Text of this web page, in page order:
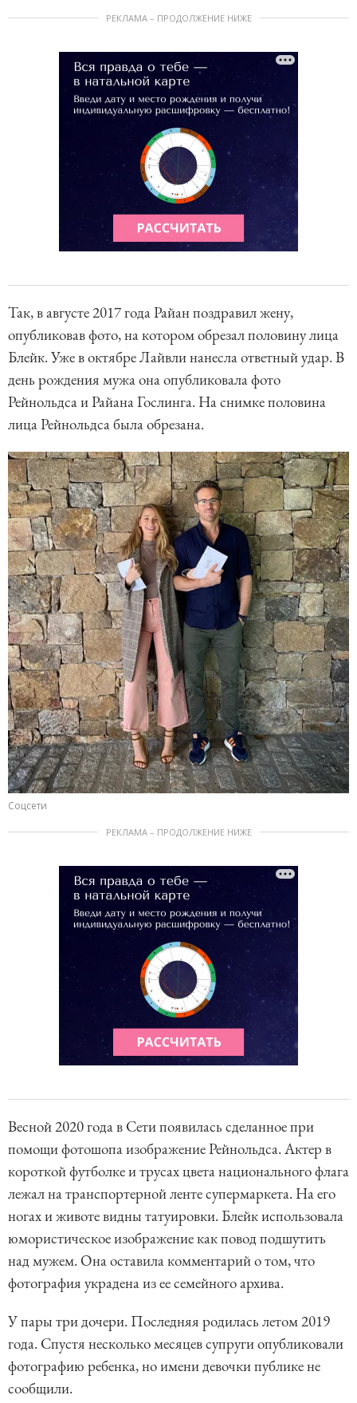
РЕКЛАМА – ПРОДОЛЖЕНИЕ НИЖЕ
Так, в августе 2017 года Райан поздравил жену,
опубликовав фото, на котором обрезал половину лица
Блейк. Уже в октябре Лайвли нанесла ответный удар. В
день рождения мужа она опубликовала фото
Рейнольдса и Райана Гослинга. На снимке половина
лица Рейнольдса была обрезана.
Соцсети
РЕКЛАМА – ПРОДОЛЖЕНИЕ НИЖЕ
Весной 2020 года в Сети появилась сделанное при
помощи фотошопа изображение Рейнольдса. Актер в
короткой футболке и трусах цвета национального флага
лежал на транспортерной ленте супермаркета. На его
ногах и животе видны татуировки. Блейк использовала
юмористическое изображение как повод подшутить
над мужем. Она оставила комментарий о том, что
фотография украдена из ее семейного архива.
У пары три дочери. Последняя родилась летом 2019
года. Спустя несколько месяцев супруги опубликовали
фотографию ребенка, но имени девочки публике не
сообщили.